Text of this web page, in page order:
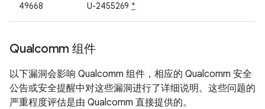
49668
U-2455269 *
Qualcomm 组件
以下漏洞会影响 Qualcomm 组件，相应的 Qualcomm 安全
公告或安全提醒中对这些漏洞进行了详细说明。这些问题的
严重程度评估是由 Qualcomm 直接提供的。